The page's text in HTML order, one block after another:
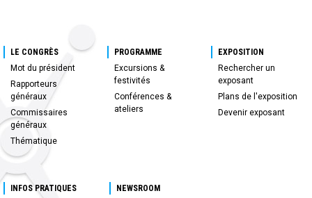
LE CONGRÈS
Mot du président
Rapporteurs
généraux
Commissaires
généraux
Thématique
PROGRAMME
Excursions &
festivités
Conférences &
ateliers
EXPOSITION
Rechercher un
exposant
Plans de l'exposition
Devenir exposant
INFOS PRATIQUES
NEWSROOM